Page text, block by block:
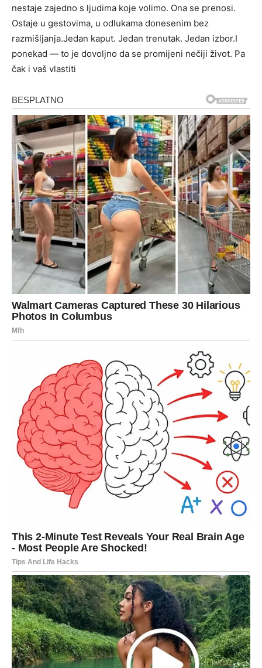
nestaje zajedno s ljudima koje volimo. Ona se prenosi.
Ostaje u gestovima, u odlukama donesenim bez
razmišljanja.Jedan kaput. Jedan trenutak. Jedan izbor.I
ponekad — to je dovoljno da se promijeni nečiji život. Pa
čak i vaš vlastiti